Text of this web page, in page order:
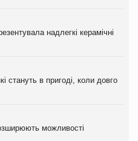
надлегкі керамічні
стануть в пригоді, коли довго
можливості